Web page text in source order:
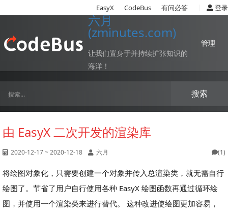
EasyX CodeBus 有问必答 登录
六月
(zminutes.com)
让我们置身于并持续扩张知识的
海洋！
管理
由 EasyX 二次开发的渲染库
2020-12-17 ~ 2020-12-18 六月 (1)
将绘图对象化，只需要创建一个对象并传入总渲染类，就无需自行
绘图了。节省了用户自行使用各种 EasyX 绘图函数再通过循环绘
图，并使用一个渲染类来进行替代。 这种改进使绘图更加容易，
搜索